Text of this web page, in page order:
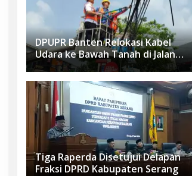
DPUPR Banten Relokasi Kabel
Udara ke Bawah Tanah di Jalan
Raden Fatah Ciledug
Tiga Raperda Disetujui Delapan
Fraksi DPRD Kabupaten Serang